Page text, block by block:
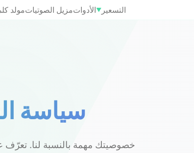
مولدمزيل الصوتياتالأدوات▼التسعير
سياسة
خصوصيتك مهمة بالنسبة لنا. تعرّف